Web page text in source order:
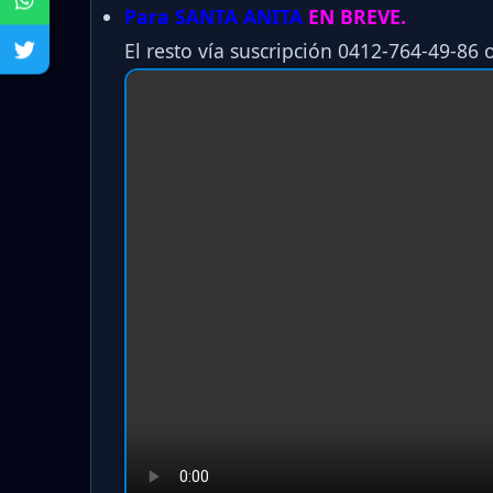
Para SANTA ANITA EN BREVE.
El resto vía suscripción 0412-764-49-86